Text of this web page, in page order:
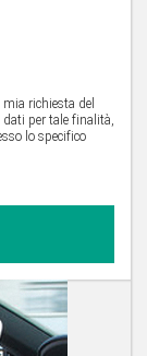
richiesta del
per tale finalità,
lo specifico